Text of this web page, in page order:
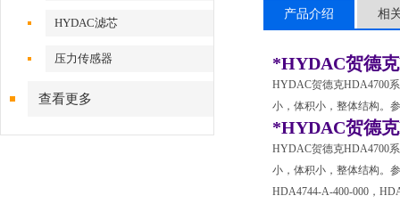
HYDAC滤芯
压力传感器
查看更多
产品介绍 相
*HYDAC贺德
HYDAC贺德克HDA4700
小，体积小，整体结构。
*HYDAC贺德
HYDAC贺德克HDA4700
小，体积小，整体结构。
HDA4744-A-400-000，